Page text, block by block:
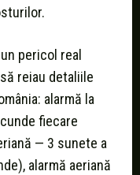
pericol real
reiau detaliile
alarmă la
fiecare
— 3 sunete a
alarmă aeriană